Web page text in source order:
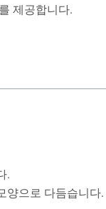
제공합니다.
.
양으로 다듬습니다.